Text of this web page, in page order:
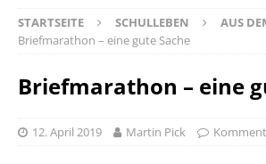
STARTSEITE SCHULLEBEN
AUS
Briefmarathon – eine gute Sache
Briefmarathon – eine
12. April 2019 Martin Pick